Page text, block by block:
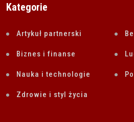
Kategorie
Artykuł partnerski
Biznes i finanse
Nauka i technologie
Zdrowie i styl życia